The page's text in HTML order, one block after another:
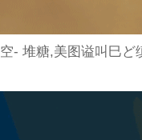
空- 堆糖,美图谥叫巳ど